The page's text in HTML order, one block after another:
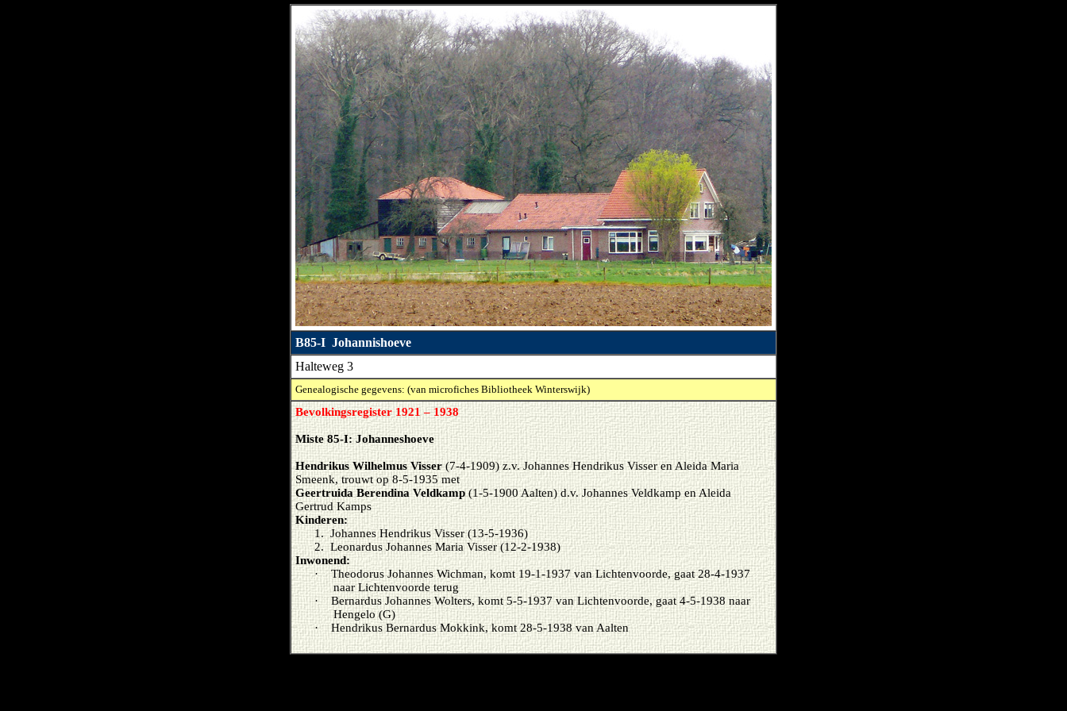
B85-I Johannishoeve
Halteweg 3
Genealogische gegevens: (van microfiches Bibliotheek Winterswijk)
Bevolkingsregister 1921 – 1938
Miste 85-I: Johanneshoeve
Hendrikus Wilhelmus Visser(7-4-1909) z.v. Johannes Hendrikus Visser en Aleida Maria
Smeenk, trouwt op 8-5-1935 met
Geertruida Berendina Veldkamp(1-5-1900 Aalten) d.v. Johannes Veldkamp en Aleida
Gertrud Kamps
Kinderen:
1. Johannes Hendrikus Visser (13-5-1936)
2. Leonardus Johannes Maria Visser (12-2-1938)
Inwonend:
·
Theodorus Johannes Wichman, komt 19-1-1937 van Lichtenvoorde, gaat 28-4-1937
naar Lichtenvoorde terug
·
Bernardus Johannes Wolters, komt 5-5-1937 van Lichtenvoorde, gaat 4-5-1938 naar
Hengelo (G)
·
Hendrikus Bernardus Mokkink, komt 28-5-1938 van Aalten